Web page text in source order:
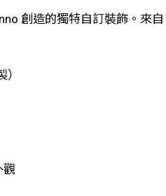
創造的獨特自訂裝飾。來
觀